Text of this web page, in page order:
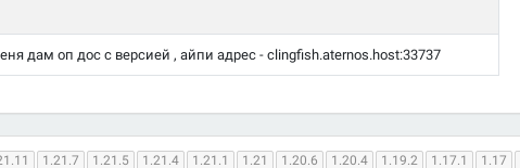
дам оп дос с версией , айпи адрес - clingfish.aternos.host:33737
1.21.7 1.21.5 1.21.4 1.21.1 1.21 1.20.6 1.20.4 1.19.2 1.17.1 1.17